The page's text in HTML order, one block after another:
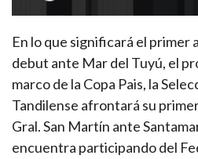
En lo que significará el primer
debut ante Mar del Tuyú, el
marco de la Copa Pais, la
Tandilense afrontará su
Gral. San Martín ante
encuentra participando del